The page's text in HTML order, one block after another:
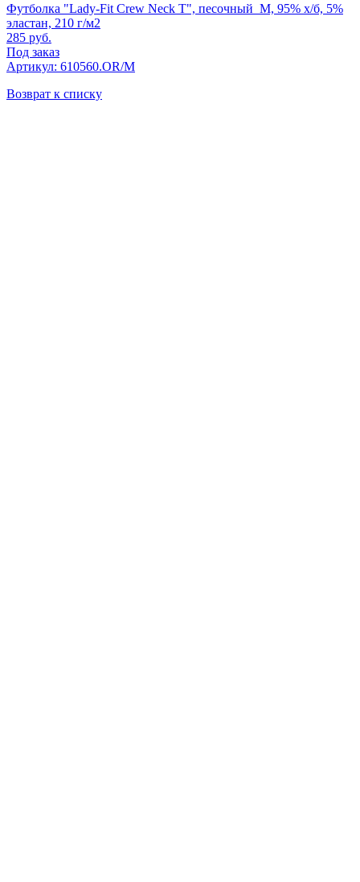
Футболка "Lady-Fit Crew Neck T", песочный_M, 95% х/б, 5%
эластан, 210 г/м2
285 руб.
Под заказ
Артикул: 610560.OR/M
Возврат к списку